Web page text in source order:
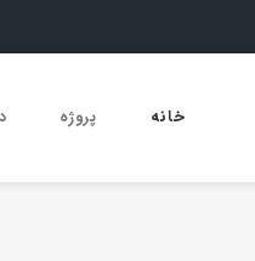
خانه پروژه